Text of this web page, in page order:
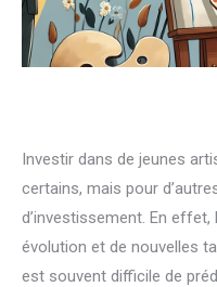
Investir dans de jeunes
certains, mais pour
d’investissement. En
évolution et de nouvelles
est souvent difficile de